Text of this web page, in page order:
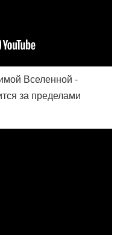
Вселенной -
за пределами